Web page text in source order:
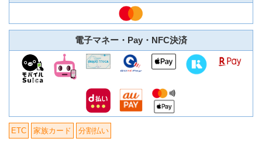
電子マネー・Pay・NFC決済
ETC 家族カード 分割払い